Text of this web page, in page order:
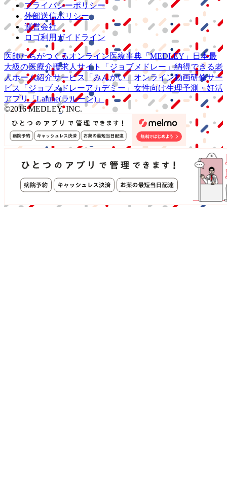
プライバシーポリシー
外部送信ポリシー
運営会社
ロゴ利用ガイドライン
医師たちがつくるオンライン医療事典 「MEDLEY」
日本最
大級の医療介護求人サイト 「ジョブメドレー」納得できる老
人ホーム紹介サービス
「みんかい」 オンライン動画研修サー
ビス
「ジョブメドレーアカデミー」 女性向け生理予測・妊活
アプリ「Lalune(ラルーン)」
©2016 MEDLEY, INC.